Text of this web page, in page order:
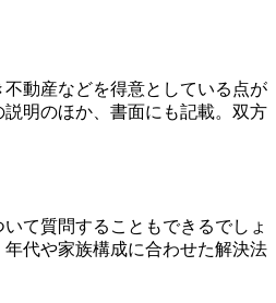
動産などを得意としている点が
明のほか、書面にも記載。双方
て質問することもできるでしょ
代や家族構成に合わせた解決法